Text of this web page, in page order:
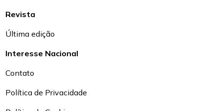
Revista
Última edição
Interesse Nacional
Contato
Política de Privacidade